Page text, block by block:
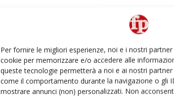
Per fornire le migliori esperienze, noi e i nostri
cookie per memorizzare e/o accedere alle
queste tecnologie permetterà a noi e ai nostri
come il comportamento durante la navigazione o gli
mostrare annunci (non) personalizzati. Non